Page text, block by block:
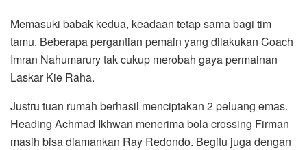
Memasuki babak kedua, keadaan tetap sama bagi tim
tamu. Beberapa pergantian pemain yang dilakukan Coach
Imran Nahumarury tak cukup merobah gaya permainan
Laskar Kie Raha.
Justru tuan rumah berhasil menciptakan 2 peluang emas.
Heading Achmad Ikhwan menerima bola crossing Firman
masih bisa diamankan Ray Redondo. Begitu juga dengan